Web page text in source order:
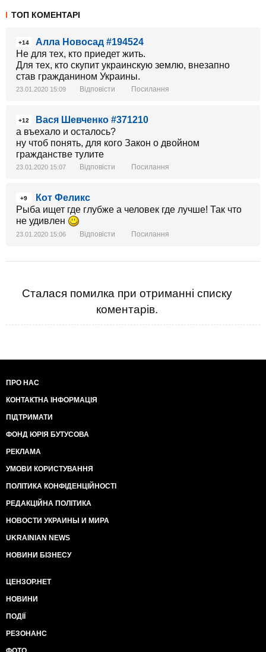
ТОП КОМЕНТАРІ
+14
Алла Новосад #194524
Не для тех, кто приедет жить.
Для тех, кто скупит украинскую землю, внезапно
став гражданином Украины.
23.01.2020 15:09 Відповісти Посилання
+12
Вася Шевченко #371210
а въехало и осталось?
ну чтоб понять, для кого Закон о двойном
гражданстве тулите
23.01.2020 15:07 Відповісти Посилання
+9
Кот Феликс
Рыба ищет где глубже а человек где лучше! Так что
не удивлен
23.01.2020 15:06 Відповісти Посилання
Сталася помилка при отриманні списку
коментарів.
ПРО НАС
КОНТАКТНА ІНФОРМАЦІЯ
ПІДТРИМАТИ
ФОНД ЮРІЯ БУТУСОВА
РЕКЛАМА
УМОВИ КОРИСТУВАННЯ
ПОЛІТИКА КОНФІДЕНЦІЙНОСТІ
РЕДАКЦІЙНА ПОЛІТИКА
НОВОСТИ УКРАИНЫ И МИРА
UKRAINIAN NEWS
НОВИНИ БІЗНЕСУ
ЦЕНЗОР.НЕТ
НОВИНИ
ПОДІЇ
РЕЗОНАНС